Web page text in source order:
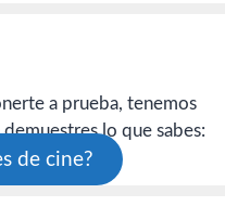
a prueba, tenemos
lo que sabes:
de cine?